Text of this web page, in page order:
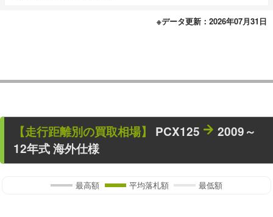
※データ更新：2026年07月31日
【走行距離別の買取相場】 PCX125
2009～
12年式 海外仕様
最高額 平均落札額 最低額